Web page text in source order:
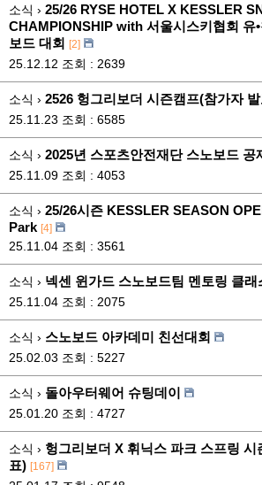
소식 › 25/26 RYSE HOTEL X KESSLER
CHAMPIONSHIP with 서울시스키협회 유
보드 대회 [2]
25.12.12 조회 : 2639
소식 › 2526 헝그리보더 시즌캠프(참가자
25.11.23 조회 : 6585
소식 › 2025년 스포츠안전재단 스노보드 공
25.11.09 조회 : 4053
소식 › 25/26시즌 KESSLER SEASON
Park [4]
25.11.04 조회 : 3561
소식 › 넥센 윈가드 스노보드팀 멘토링 클
25.11.04 조회 : 2075
소식 › 스노보드 아카데미 친선대회
25.02.03 조회 : 5227
소식 › 돌아우터웨어 슈팅데이
25.01.20 조회 : 4727
소식 › 헝그리보더 X 휘닉스 파크 스프링
표) [167]